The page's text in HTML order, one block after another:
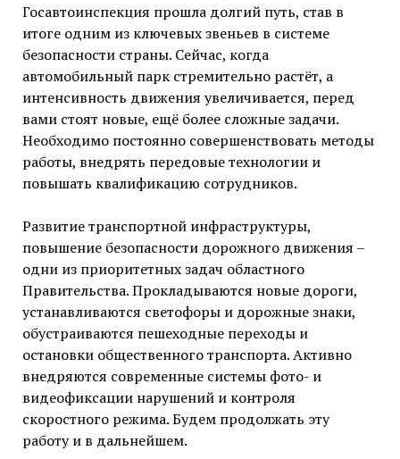
Госавтоинспекция прошла долгий путь, став в
итоге одним из ключевых звеньев в системе
безопасности страны. Сейчас, когда
автомобильный парк стремительно растёт, а
интенсивность движения увеличивается, перед
вами стоят новые, ещё более сложные задачи.
Необходимо постоянно совершенствовать методы
работы, внедрять передовые технологии и
повышать квалификацию сотрудников.
Развитие транспортной инфраструктуры,
повышение безопасности дорожного движения –
одни из приоритетных задач областного
Правительства. Прокладываются новые дороги,
устанавливаются светофоры и дорожные знаки,
обустраиваются пешеходные переходы и
остановки общественного транспорта. Активно
внедряются современные системы фото- и
видеофиксации нарушений и контроля
скоростного режима. Будем продолжать эту
работу и в дальнейшем.